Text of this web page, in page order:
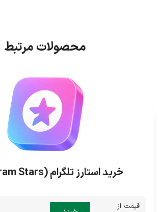
محصولات مرتبط
خرید استارز تلگرام (Telegram Stars)
قیمت از